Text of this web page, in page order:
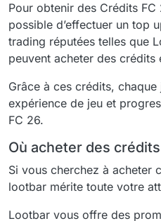
Pour obtenir des Crédits
possible d’effectuer un top
trading réputées telles que
peuvent acheter des crédits
Grâce à ces crédits,
expérience de jeu et
FC 26.
Où acheter des
Si vous cherchez à acheter
lootbar mérite toute votre
Lootbar vous offre des